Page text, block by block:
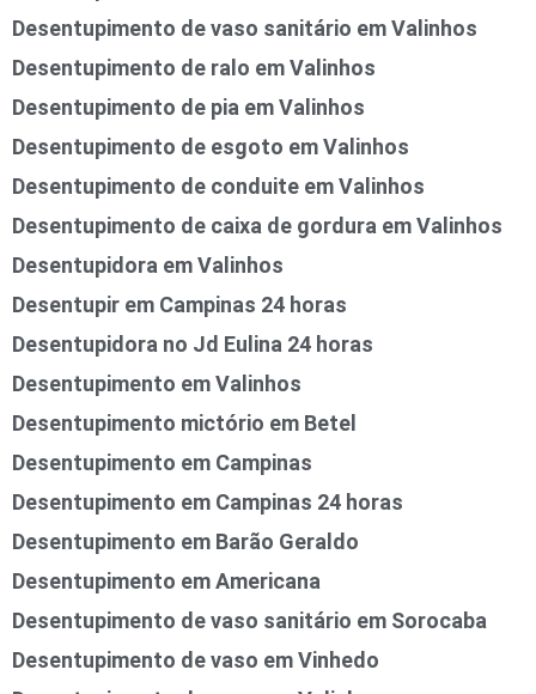
Desentupimento de vaso sanitário em Valinhos
Desentupimento de ralo em Valinhos
Desentupimento de pia em Valinhos
Desentupimento de esgoto em Valinhos
Desentupimento de conduite em Valinhos
Desentupimento de caixa de gordura em Valinhos
Desentupidora em Valinhos
Desentupir em Campinas 24 horas
Desentupidora no Jd Eulina 24 horas
Desentupimento em Valinhos
Desentupimento mictório em Betel
Desentupimento em Campinas
Desentupimento em Campinas 24 horas
Desentupimento em Barão Geraldo
Desentupimento em Americana
Desentupimento de vaso sanitário em Sorocaba
Desentupimento de vaso em Vinhedo